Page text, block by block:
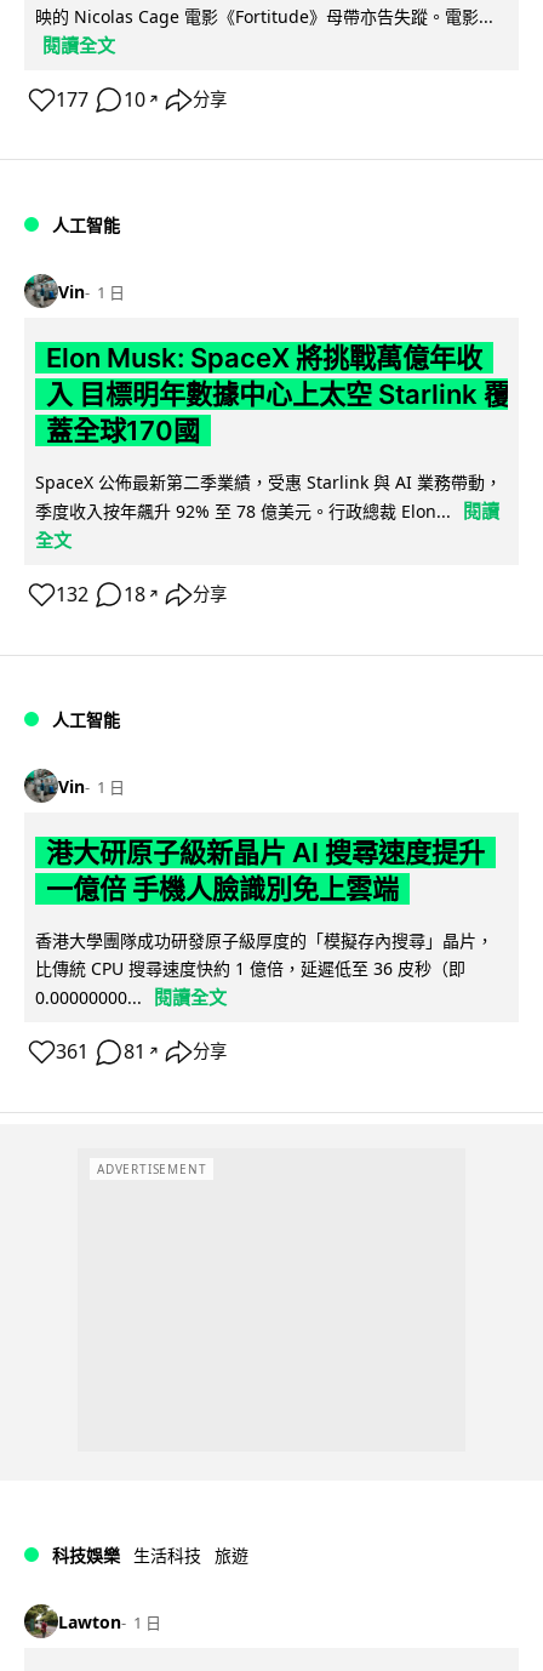
映的 Nicolas Cage 電影《Fortitude》母帶亦告失蹤。電影...
閱讀全文
177 10 ↗ 分享
人工智能
Vin 1 日
Elon Musk: SpaceX 將挑戰萬億年收
入 目標明年數據中心上太空 Starlink 覆
蓋全球170國
SpaceX 公佈最新第二季業績，受惠 Starlink 與 AI 業務帶動，
季度收入按年飆升 92% 至 78 億美元。行政總裁 Elon...
閱讀
全文
132 18 ↗ 分享
人工智能
Vin 1 日
港大研原子級新晶片 AI 搜尋速度提升
一億倍 手機人臉識別免上雲端
香港大學團隊成功研發原子級厚度的「模擬存內搜尋」晶片，
比傳統 CPU 搜尋速度快約 1 億倍，延遲低至 36 皮秒（即
0.00000000...
閱讀全文
361 81 ↗ 分享
ADVERTISEMENT
科技娛樂 生活科技 旅遊
Lawton 1 日